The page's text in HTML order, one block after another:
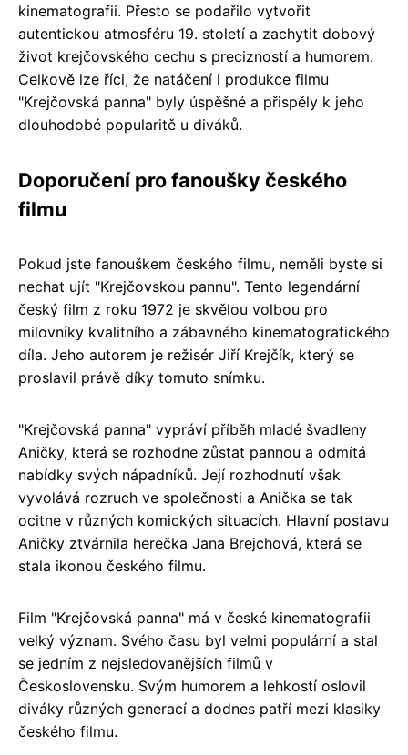
kinematografii. Přesto se podařilo vytvořit
autentickou atmosféru 19. století a zachytit dobový
život krejčovského cechu s precizností a humorem.
Celkově lze říci, že natáčení i produkce filmu
"Krejčovská panna" byly úspěšné a přispěly k jeho
dlouhodobé popularitě u diváků.
Doporučení pro fanoušky českého
filmu
Pokud jste fanouškem českého filmu, neměli byste si
nechat ujít "Krejčovskou pannu". Tento legendární
český film z roku 1972 je skvělou volbou pro
milovníky kvalitního a zábavného kinematografického
díla. Jeho autorem je režisér Jiří Krejčík, který se
proslavil právě díky tomuto snímku.
"Krejčovská panna" vypráví příběh mladé švadleny
Aničky, která se rozhodne zůstat pannou a odmítá
nabídky svých nápadníků. Její rozhodnutí však
vyvolává rozruch ve společnosti a Anička se tak
ocitne v různých komických situacích. Hlavní postavu
Aničky ztvárnila herečka Jana Brejchová, která se
stala ikonou českého filmu.
Film "Krejčovská panna" má v české kinematografii
velký význam. Svého času byl velmi populární a stal
se jedním z nejsledovanějších filmů v
Československu. Svým humorem a lehkostí oslovil
diváky různých generací a dodnes patří mezi klasiky
českého filmu.